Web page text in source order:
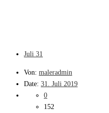
Juli 31
Von: maleradmin
Date: 31. Juli 2019
0
152